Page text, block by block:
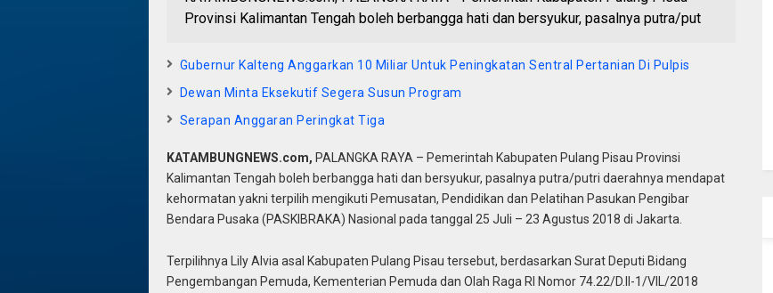
Provinsi Kalimantan Tengah boleh berbangga hati dan bersyukur, pasalnya putra/put
Gubernur Kalteng Anggarkan 10 Miliar Untuk Peningkatan Sentral Pertanian Di Pulpis
Dewan Minta Eksekutif Segera Susun Program
Serapan Anggaran Peringkat Tiga
KATAMBUNGNEWS.com, PALANGKA RAYA – Pemerintah Kabupaten Pulang Pisau Provinsi
Kalimantan Tengah boleh berbangga hati dan bersyukur, pasalnya putra/putri daerahnya mendapat
kehormatan yakni terpilih mengikuti Pemusatan, Pendidikan dan Pelatihan Pasukan Pengibar
Bendara Pusaka (PASKIBRAKA) Nasional pada tanggal 25 Juli – 23 Agustus 2018 di Jakarta.
Terpilihnya Lily Alvia asal Kabupaten Pulang Pisau tersebut, berdasarkan Surat Deputi Bidang
Pengembangan Pemuda, Kementerian Pemuda dan Olah Raga RI Nomor 74.22/D.II-1/VIL/2018